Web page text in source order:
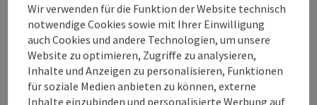
Barrierefreiheit
Beitrag merken Beitrag drucken
Wir verwenden für die Funktion der Website technisch
notwendige Cookies sowie mit Ihrer Einwilligung
auch Cookies und andere Technologien, um unsere
Website zu optimieren, Zugriffe zu analysieren,
Inhalte und Anzeigen zu personalisieren, Funktionen
für soziale Medien anbieten zu können, externe
Inhalte einzubinden und personalisierte Werbung auf